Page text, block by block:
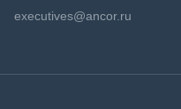
executives@ancor.ru